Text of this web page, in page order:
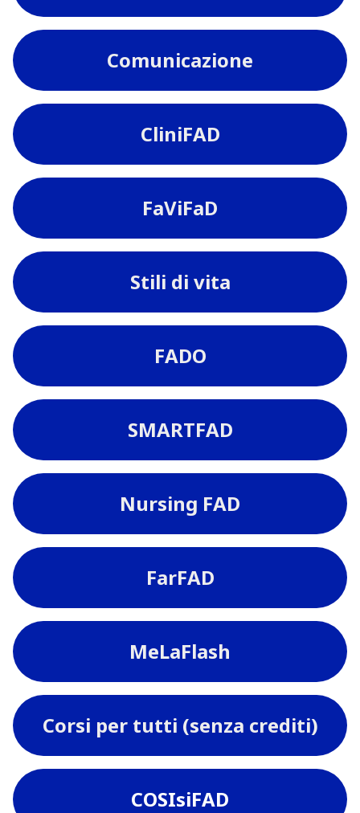
Comunicazione
CliniFAD
FaViFaD
Stili di vita
FADO
SMARTFAD
Nursing FAD
FarFAD
MeLaFlash
Corsi per tutti (senza crediti)
COSIsiFAD